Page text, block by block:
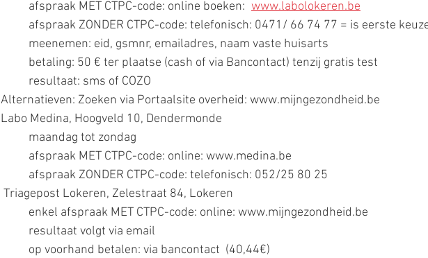
	afspraak MET CTPC-code: online boeken:
	www.labolokeren.be
afspraak ZONDER CTPC-code: telefonisch: 0471/ 66 74 77 = is eerste
	meenemen: eid, gsmnr, emailadres, naam vaste huisarts
	betaling: 50 € ter plaatse (cash of via Bancontact) tenzij gratis test
	resultaat: sms of COZO
Alternatieven: Zoeken via Portaalsite overheid: www.mijngezondheid.be
Labo Medina, Hoogveld 10, Dendermonde
	maandag tot zondag
	afspraak MET CTPC-code: online: www.medina.be
	afspraak ZONDER CTPC-code: telefonisch: 052/25 80 25
Triagepost Lokeren, Zelestraat 84, Lokeren
	enkel afspraak MET CTPC-code: online: www.mijngezondheid.be
	resultaat volgt via email
	op voorhand betalen: via bancontact  (40,44€)